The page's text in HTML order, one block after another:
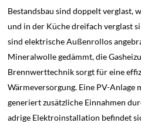
Bestandsbau sind doppelt verglast,
und in der Küche dreifach verglast
sind elektrische Außenrollos
Mineralwolle gedämmt, die
Brennwerttechnik sorgt für eine
Wärmeversorgung. Eine PV-Anlage
generiert zusätzliche Einnahmen
adrige Elektroinstallation befindet